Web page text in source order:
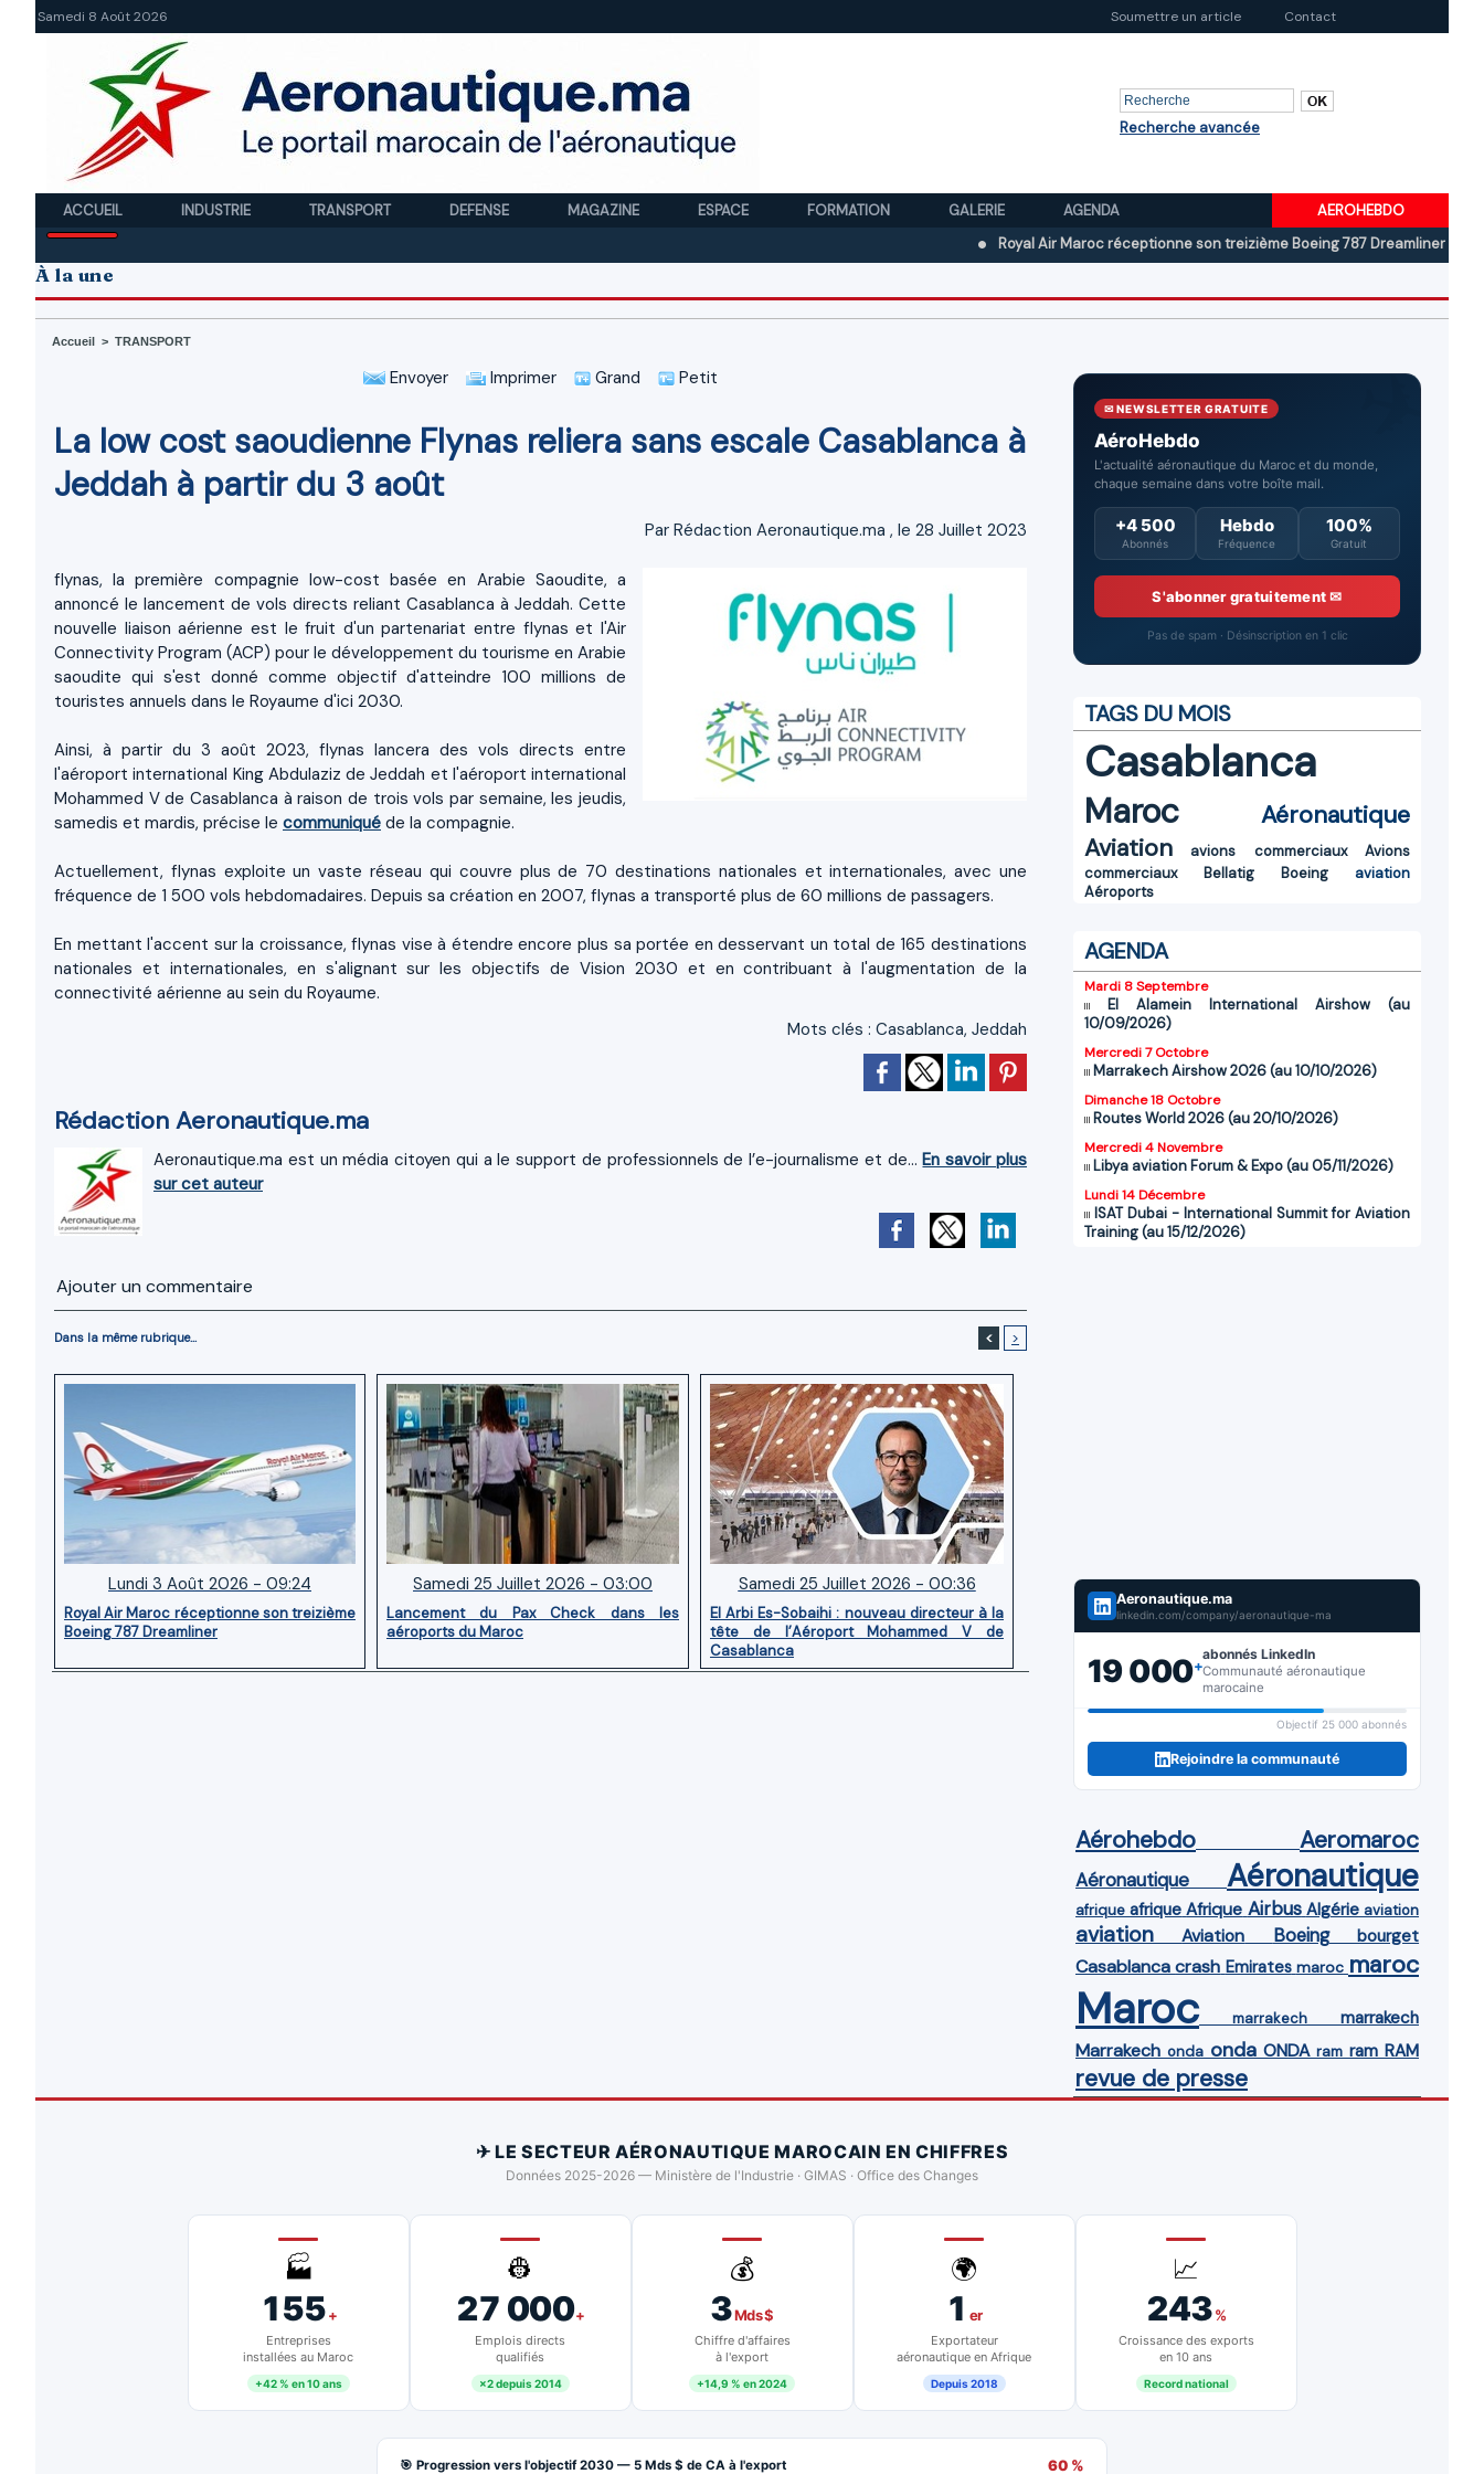
Samedi 8 Août 2026 Soumettre un article Contact
Recherche avancée
ACCUEIL INDUSTRIE TRANSPORT DEFENSE MAGAZINE ESPACE FORMATION GALERIE AGENDA
AEROHEBDO
Royal Air Maroc réceptionne son treizième Boeing 787 Dreamliner
Boeing
À la une
Accueil > TRANSPORT
Envoyer Imprimer Grand Petit
La low cost saoudienne Flynas reliera sans escale Casablanca à
Jeddah à partir du 3 août
Par Rédaction Aeronautique.ma , le 28 Juillet 2023
flynas, la première compagnie low-cost basée en Arabie Saoudite, a
annoncé le lancement de vols directs reliant Casablanca à Jeddah. Cette
nouvelle liaison aérienne est le fruit d'un partenariat entre flynas et l'Air
Connectivity Program (ACP) pour le développement du tourisme en Arabie
saoudite qui s'est donné comme objectif d'atteindre 100 millions de
touristes annuels dans le Royaume d'ici 2030.
Ainsi, à partir du 3 août 2023, flynas lancera des vols directs entre
l'aéroport international King Abdulaziz de Jeddah et l'aéroport international
Mohammed V de Casablanca à raison de trois vols par semaine, les jeudis,
samedis et mardis, précise le communiqué de la compagnie.
Actuellement, flynas exploite un vaste réseau qui couvre plus de 70 destinations nationales et internationales, avec une
fréquence de 1 500 vols hebdomadaires. Depuis sa création en 2007, flynas a transporté plus de 60 millions de passagers.
En mettant l'accent sur la croissance, flynas vise à étendre encore plus sa portée en desservant un total de 165 destinations
nationales et internationales, en s'alignant sur les objectifs de Vision 2030 et en contribuant à l'augmentation de la
connectivité aérienne au sein du Royaume.
Mots clés : Casablanca, Jeddah
Rédaction Aeronautique.ma
Aeronautique.ma est un média citoyen qui a le support de professionnels de l’e-journalisme et de...En savoir plus
sur cet auteur
Ajouter un commentaire
Dans la même rubrique... < >
Lundi 3 Août 2026 - 09:24
Royal Air Maroc réceptionne son treizième
Boeing 787 Dreamliner
Samedi 25 Juillet 2026 - 03:00
Lancement du Pax Check dans les
aéroports du Maroc
Samedi 25 Juillet 2026 - 00:36
El Arbi Es-Sobaihi : nouveau directeur à la
tête de l’Aéroport Mohammed V de
Casablanca
✉ NEWSLETTER GRATUITE
AéroHebdo
L'actualité aéronautique du Maroc et du monde,
chaque semaine dans votre boîte mail.
+4 500
Abonnés
Hebdo
Fréquence
100%
Gratuit
S'abonner gratuitement ✉
Pas de spam · Désinscription en 1 clic
TAGS DU MOIS
Casablanca
Maroc
Aéronautique
Aviation
avions commerciaux
Avions
commerciaux
Bellatig Boeing
aviation
Aéroports
AGENDA
Mardi 8 Septembre
El Alamein International Airshow (au
10/09/2026)
Mercredi 7 Octobre
Marrakech Airshow 2026 (au 10/10/2026)
Dimanche 18 Octobre
Routes World 2026 (au 20/10/2026)
Mercredi 4 Novembre
Libya aviation Forum & Expo (au 05/11/2026)
Lundi 14 Décembre
ISAT Dubai - International Summit for Aviation
Training (au 15/12/2026)
Aeronautique.ma
linkedin.com/company/aeronautique-ma
19 000+
abonnés LinkedIn
Communauté aéronautique
marocaine
Objectif 25 000 abonnés
Rejoindre la communauté
Aérohebdo Aeromaroc
Aéronautique Aéronautique
afrique afrique Afrique Airbus Algérie aviation
aviation Aviation Boeing bourget
Casablanca crash Emirates maroc maroc
Maroc marrakech marrakech
Marrakech onda onda ONDA ram ram RAM
revue de presse
✈ LE SECTEUR AÉRONAUTIQUE MAROCAIN EN CHIFFRES
Données 2025-2026 — Ministère de l'Industrie · GIMAS · Office des Changes
🏭
155+
Entreprises
installées au Maroc
+42 % en 10 ans
👷
27 000+
Emplois directs
qualifiés
×2 depuis 2014
💰
3Mds $
Chiffre d'affaires
à l'export
+14,9 % en 2024
🌍
1 er
Exportateur
aéronautique en Afrique
Depuis 2018
📈
243%
Croissance des exports
en 10 ans
Record national
🎯 Progression vers l'objectif 2030 — 5 Mds $ de CA à l'export 60 %